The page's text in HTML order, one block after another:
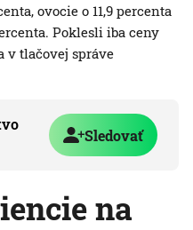
ovocie o 11,9 percenta
Poklesli iba ceny
v tlačovej správe
Sledovať
na